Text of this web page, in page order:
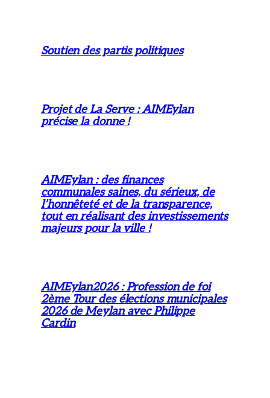
Soutien des partis politiques
Projet de La Serve : AIMEylan
précise la donne !
AIMEylan : des finances
communales saines, du sérieux, de
l’honnêteté et de la transparence,
tout en réalisant des investissements
majeurs pour la ville !
AIMEylan2026 : Profession de foi
2ème Tour des élections municipales
2026 de Meylan avec Philippe
Cardin